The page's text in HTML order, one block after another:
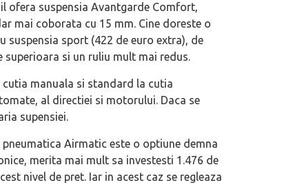
ofera suspensia Avantgarde Comfort,
mai coborata cu 15 mm. Cine doreste o
suspensia sport (422 de euro extra), de
si un ruliu mult mai redus.
manuala si standard la cutia
al directiei si motorului. Daca se
supensiei.
Airmatic este o optiune demna
merita mai mult sa investesti 1.476 de
nivel de pret. Iar in acest caz se regleaza